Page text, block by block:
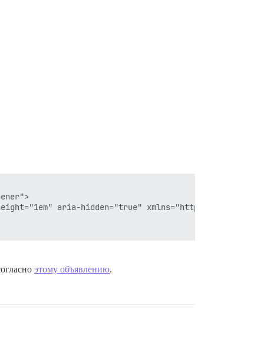
aria-hidden="true" xmlns="http://
этому объявлению.